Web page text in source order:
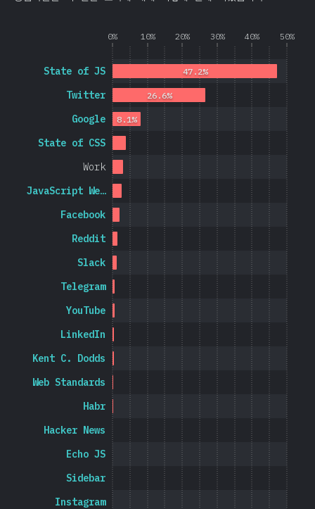
0% 10% 20% 30% 40% 50%
Instagram
Sidebar
Echo JS
Hacker News
Habr
Web Standards
Kent C. Dodds
LinkedIn
YouTube
Telegram
Slack
Reddit
Facebook
JavaScript We…
Work
State of CSS
Google
Twitter
State of JS
8.1%
26.6%
47.2%